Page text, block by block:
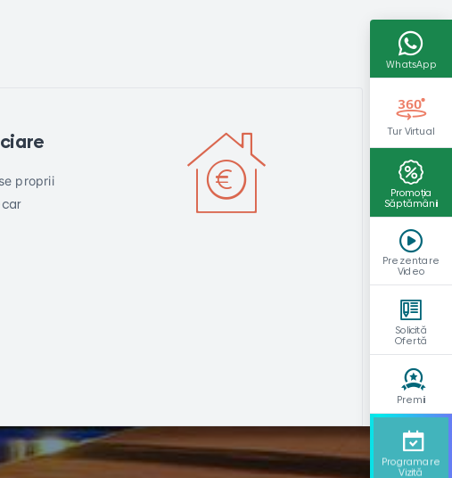
WhatsApp
Tur Virtual
Promoția
Săptămânii
Prezentare
Video
Solicită
Ofertă
Premii
Programare
Vizită
proprii